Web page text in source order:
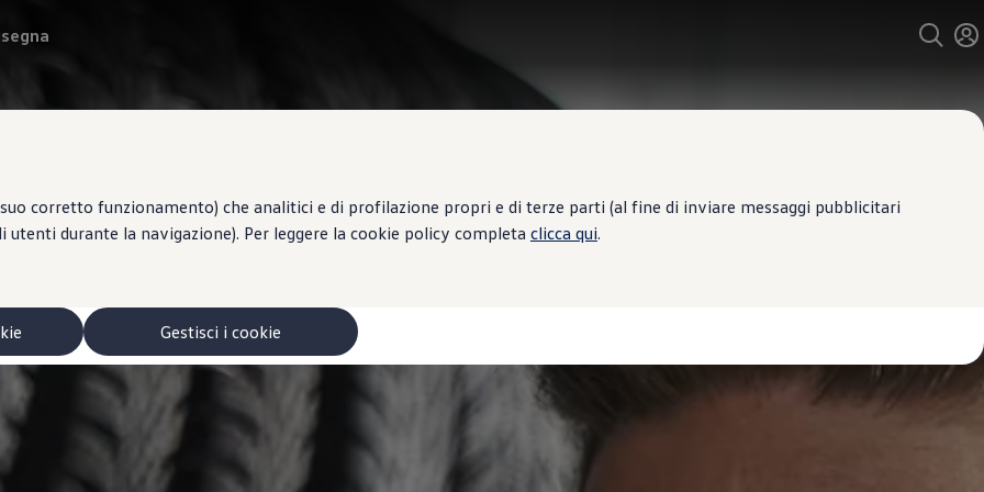
corretto funzionamento) che analitici e di profilazione propri e di terze parti (al fine di inviare messaggi pubblicitari
durante la navigazione). Per leggere la cookie policy completa clicca qui.
Gestisci i cookie